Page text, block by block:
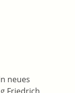
neues